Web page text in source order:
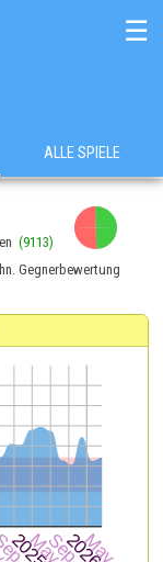
☰
ALLE SPIELE
(9113)
Gegnerbewertung